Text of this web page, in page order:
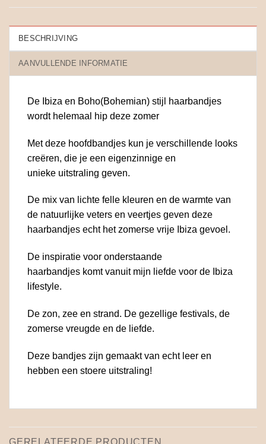
BESCHRIJVING
AANVULLENDE INFORMATIE
De Ibiza en Boho(Bohemian) stijl haarbandjes
wordt helemaal hip deze zomer
Met deze hoofdbandjes kun je verschillende looks
creëren, die je een eigenzinnige en
unieke uitstraling geven.
De mix van lichte felle kleuren en de warmte van
de natuurlijke veters en veertjes geven deze
haarbandjes echt het zomerse vrije Ibiza gevoel.
De inspiratie voor onderstaande
haarbandjes komt vanuit mijn liefde voor de Ibiza
lifestyle.
De zon, zee en strand. De gezellige festivals, de
zomerse vreugde en de liefde.
Deze bandjes zijn gemaakt van echt leer en
hebben een stoere uitstraling!
GERELATEERDE PRODUCTEN